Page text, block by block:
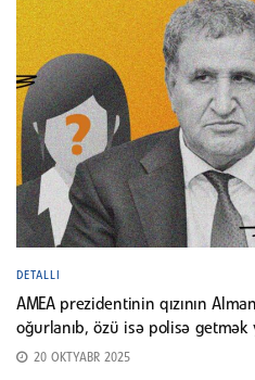
DETALLI
AMEA prezidentinin qızının
oğurlanıb, özü isə polisə getmək
20 OKTYABR 2025